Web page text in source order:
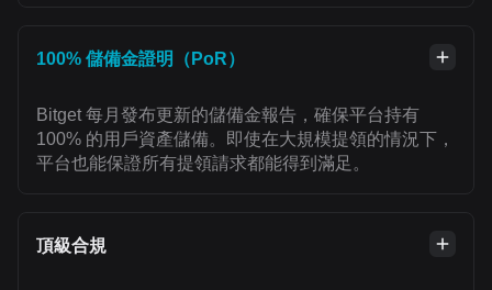
100% 儲備金證明（PoR）
Bitget 每月發布更新的儲備金報告，確保平台持有
100% 的用戶資產儲備。即使在大規模提領的情況下，
平台也能保證所有提領請求都能得到滿足。
頂級合規